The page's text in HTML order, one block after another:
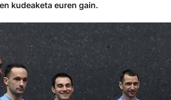
kudeaketa euren gain.